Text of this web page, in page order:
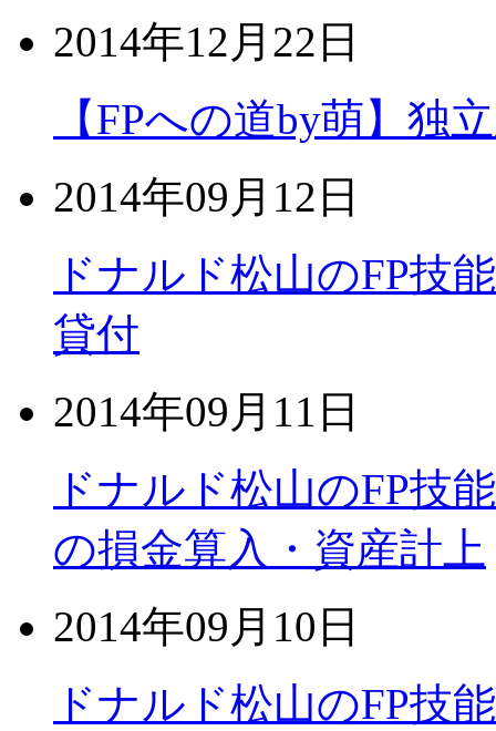
2014年12月22日
【FPへの道by萌】独
2014年09月12日
ドナルド松山のFP
貸付
2014年09月11日
ドナルド松山のFP
の損金算入・資産計上
2014年09月10日
ドナルド松山のFP